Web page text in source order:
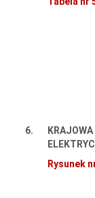
6.
Rysunek